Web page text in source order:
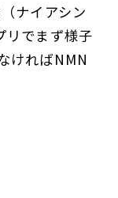
ナイアシン
リでまず様子
ければNMN